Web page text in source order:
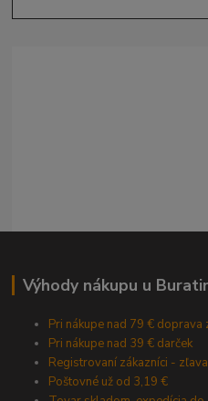
Výhody nákupu u
Pri nákupe nad 79 € doprava
Pri nákupe nad 39 € darček
Registrovaní zákazníci -
Poštovné už od 3,19 €